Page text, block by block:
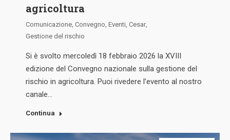
agricoltura
Comunicazione Convegno Eventi Cesar
Gestione del rischio
Si è svolto mercoledì 18 febbraio 2026 la XVIII
edizione del Convegno nazionale sulla gestione del
rischio in agricoltura. Puoi rivedere l’evento al nostro
canale…
Continua